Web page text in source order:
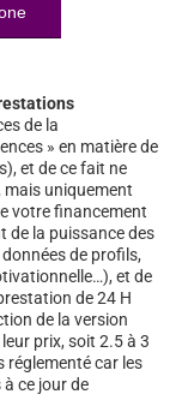
de la
» en matière de
et de ce fait ne
mais uniquement
votre financement
de la puissance des
de profils,
et de
de 24 H
de la version
prix, soit 2.5 à 3
réglementé car les
ce jour de